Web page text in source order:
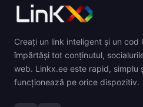
Creați un link inteligent și un cod
împărtăși tot conținutul,
web. Linkx.ee este rapid, simplu
funcționează pe orice dispozitiv.